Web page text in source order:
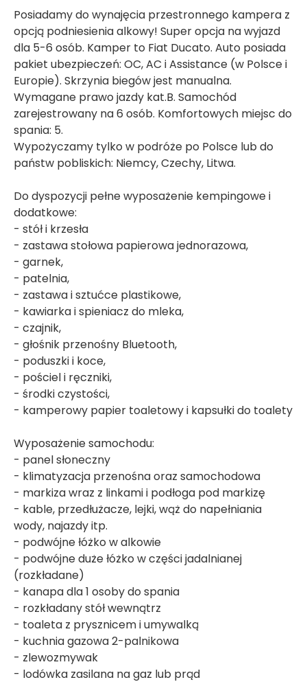
Posiadamy do wynajęcia przestronnego kampera z
opcją podniesienia alkowy! Super opcja na wyjazd
dla 5-6 osób. Kamper to Fiat Ducato. Auto posiada
pakiet ubezpieczeń: OC, AC i Assistance (w Polsce i
Europie). Skrzynia biegów jest manualna.
Wymagane prawo jazdy kat.B. Samochód
zarejestrowany na 6 osób. Komfortowych miejsc do
spania: 5.
Wypożyczamy tylko w podróże po Polsce lub do
państw pobliskich: Niemcy, Czechy, Litwa.
Do dyspozycji pełne wyposażenie kempingowe i
dodatkowe:
- stół i krzesła
- zastawa stołowa papierowa jednorazowa,
- garnek,
- patelnia,
- zastawa i sztućce plastikowe,
- kawiarka i spieniacz do mleka,
- czajnik,
- głośnik przenośny Bluetooth,
- poduszki i koce,
- pościel i ręczniki,
- środki czystości,
- kamperowy papier toaletowy i kapsułki do toalety
Wyposażenie samochodu:
- panel słoneczny
- klimatyzacja przenośna oraz samochodowa
- markiza wraz z linkami i podłoga pod markizę
- kable, przedłużacze, lejki, wąż do napełniania
wody, najazdy itp.
- podwójne łóżko w alkowie
- podwójne duże łóżko w części jadalnianej
(rozkładane)
- kanapa dla 1 osoby do spania
- rozkładany stół wewnątrz
- toaleta z prysznicem i umywalką
- kuchnia gazowa 2-palnikowa
- zlewozmywak
- lodówka zasilana na gaz lub prąd